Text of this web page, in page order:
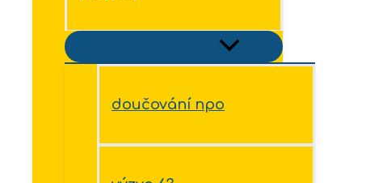
doučování npo